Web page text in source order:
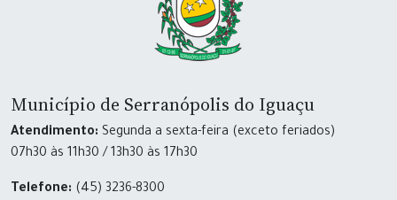
Município de Serranópolis do Iguaçu
Atendimento: Segunda a sexta-feira (exceto feriados)
07h30 às 11h30 / 13h30 às 17h30
Telefone: (45) 3236-8300